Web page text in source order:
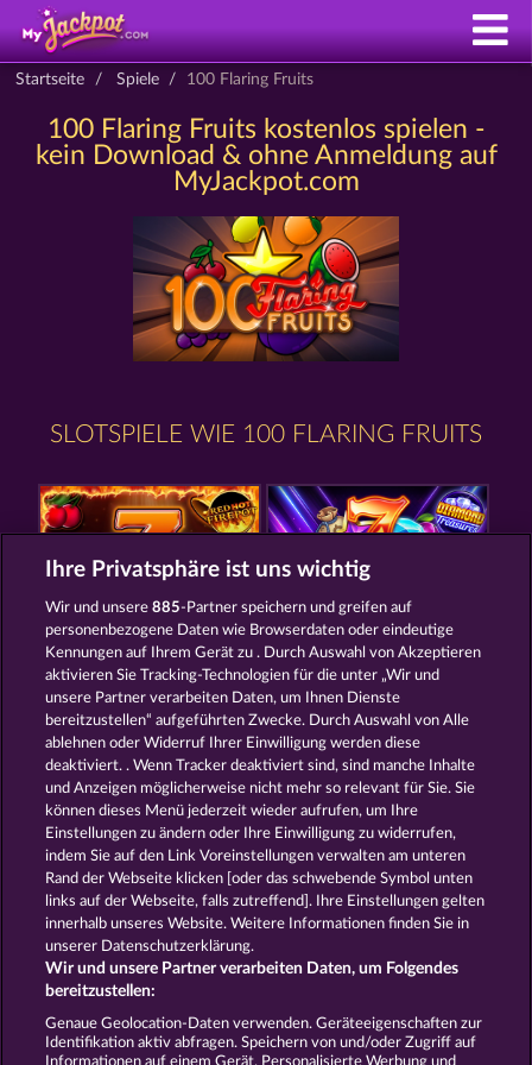
Startseite Spiele 100 Flaring Fruits
100 Flaring Fruits kostenlos spielen -
kein Download & ohne Anmeldung auf
MyJackpot.com
SLOTSPIELE WIE 100 FLARING FRUITS
FRUIT MANIA RHFP
FANCY FRUITS ROAR
AGB Datenschutz Impressum
Unternehmensseite
Affiliate-Programm
Widerruf einreichen
Ihre Privatsphäre ist uns wichtig
Wir und unsere885-Partner speichern und greifen auf
personenbezogene Daten wie Browserdaten oder eindeutige
Kennungen auf Ihrem Gerät zu . Durch Auswahl von Akzeptieren
aktivieren Sie Tracking-Technologien für die unter „Wir und
unsere Partner verarbeiten Daten, um Ihnen Dienste
bereitzustellen“ aufgeführten Zwecke. Durch Auswahl von Alle
ablehnen oder Widerruf Ihrer Einwilligung werden diese
deaktiviert. . Wenn Tracker deaktiviert sind, sind manche Inhalte
und Anzeigen möglicherweise nicht mehr so ​​relevant für Sie. Sie
können dieses Menü jederzeit wieder aufrufen, um Ihre
Einstellungen zu ändern oder Ihre Einwilligung zu widerrufen,
indem Sie auf den Link Voreinstellungen verwalten am unteren
Rand der Webseite klicken [oder das schwebende Symbol unten
links auf der Webseite, falls zutreffend]. Ihre Einstellungen gelten
innerhalb unseres Website. Weitere Informationen finden Sie in
unserer Datenschutzerklärung.
Wir und unsere Partner verarbeiten Daten, um Folgendes
bereitzustellen:
Genaue Geolocation-Daten verwenden. Geräteeigenschaften zur
Identifikation aktiv abfragen. Speichern von und/oder Zugriff auf